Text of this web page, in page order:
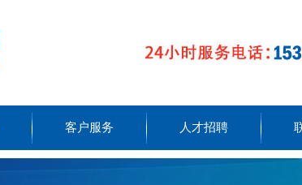
客户服务 人才招聘